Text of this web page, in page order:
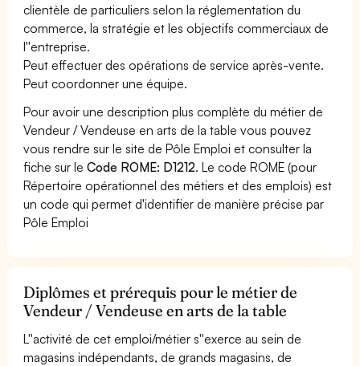
clientèle de particuliers selon la réglementation du
commerce, la stratégie et les objectifs commerciaux de
l''entreprise.
Peut effectuer des opérations de service après-vente.
Peut coordonner une équipe.
Pour avoir une description plus complète du métier de
Vendeur / Vendeuse en arts de la table vous pouvez
vous rendre sur le site de Pôle Emploi et consulter la
fiche sur leCode ROME: D1212. Le code ROME (pour
Répertoire opérationnel des métiers et des emplois) est
un code qui permet d'identifier de manière précise par
Pôle Emploi
Diplômes et prérequis pour le métier de
Vendeur / Vendeuse en arts de la table
L''activité de cet emploi/métier s''exerce au sein de
magasins indépendants, de grands magasins, de